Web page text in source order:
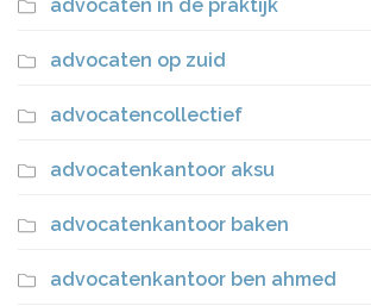
advocaten in de praktijk
advocaten op zuid
advocatencollectief
advocatenkantoor aksu
advocatenkantoor baken
advocatenkantoor ben ahmed